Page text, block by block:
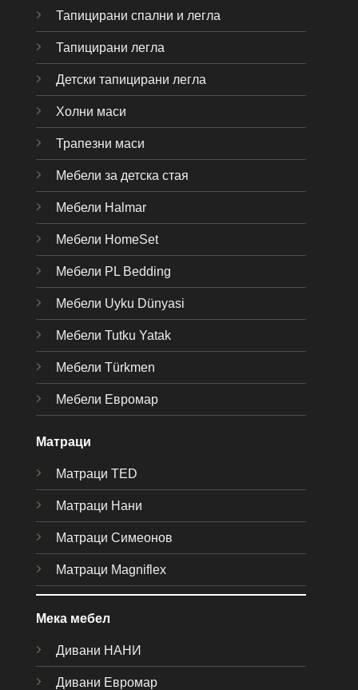
Тапицирани спални и легла
Тапицирани легла
Детски тапицирани легла
Холни маси
Трапезни маси
Мебели за детска стая
Мебели Halmar
Мебели HomeSet
Мебели PL Bedding
Мебели Uyku Dünyasi
Мебели Tutku Yatak
Мебели Türkmen
Мебели Евромар
Матраци
Матраци TED
Матраци Нани
Матраци Симеонов
Матраци Magniflex
Мека мебел
Дивани НАНИ
Дивани Евромар